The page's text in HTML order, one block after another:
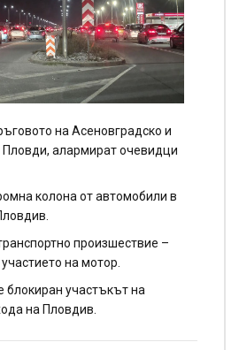
на Асеновградско и
алармират очевидци
колона от автомобили в
произшествие –
на мотор.
блокиран участъкът на
на Пловдив.